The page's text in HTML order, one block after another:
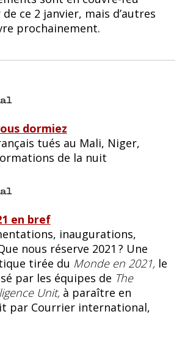
ce 2 janvier, mais d’autres
prochainement.
dormiez
tués au Mali, Niger,
de la nuit
en bref
inaugurations,
nous réserve 2021 ? Une
tirée du Monde en 2021, le
par les équipes de The
Unit, à paraître en
par Courrier international,